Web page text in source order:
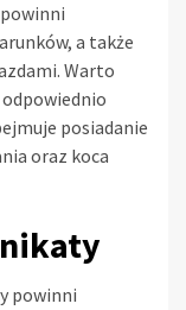
a także
Warto
posiadanie
oraz koca
powinni